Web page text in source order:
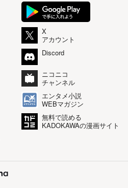
X
アカウント
Discord
ニコニコ
チャンネル
エンタメ小説
WEBマガジン
無料で読める
KADOKAWAの漫画サイト